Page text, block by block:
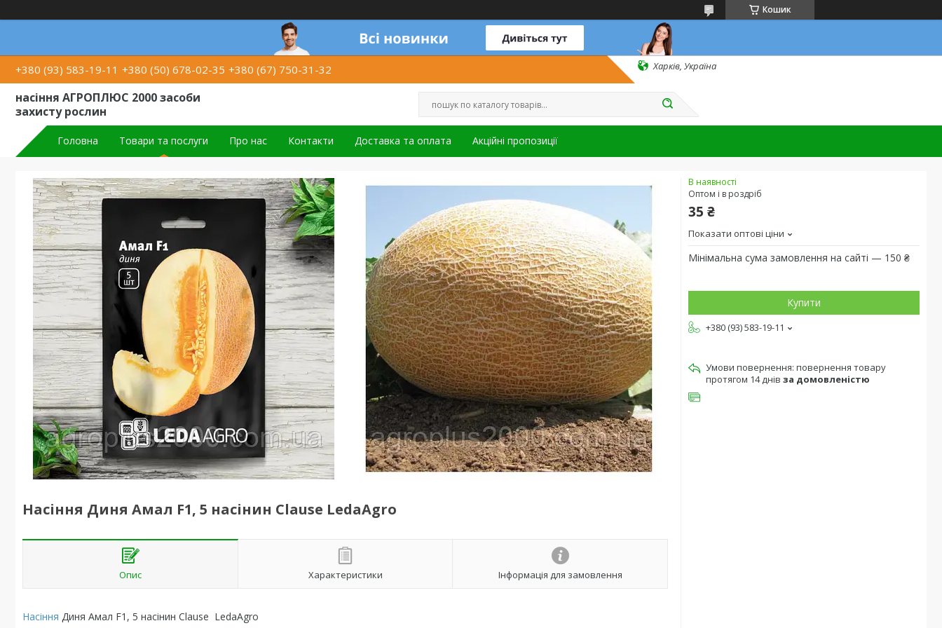
Кошик
+380 (93) 583-19-11 +380 (50) 678-02-35 +380 (67) 750-31-32 Харків, Україна
насіння АГРОПЛЮС 2000 засоби
захисту рослин
Головна Товари та послуги Про нас Контакти Доставка та оплата Акційні пропозиції
Насіння Диня Амал F1, 5 насінин Clause LedaAgro
Опис Характеристики Інформація для замовлення
Насіння Диня Амал F1, 5 насінин Clause LedaAgro
В наявності
Оптом і в роздріб
35 ₴
Показати оптові ціни
Мінімальна сума замовлення на сайті — 150 ₴
Купити
+380 (93) 583-19-11
повернення товару
протягом 14 днів за домовленістю